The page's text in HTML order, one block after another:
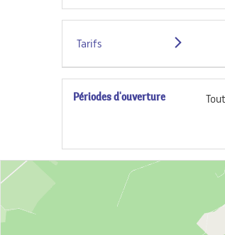
Tarifs
Périodes d'ouverture